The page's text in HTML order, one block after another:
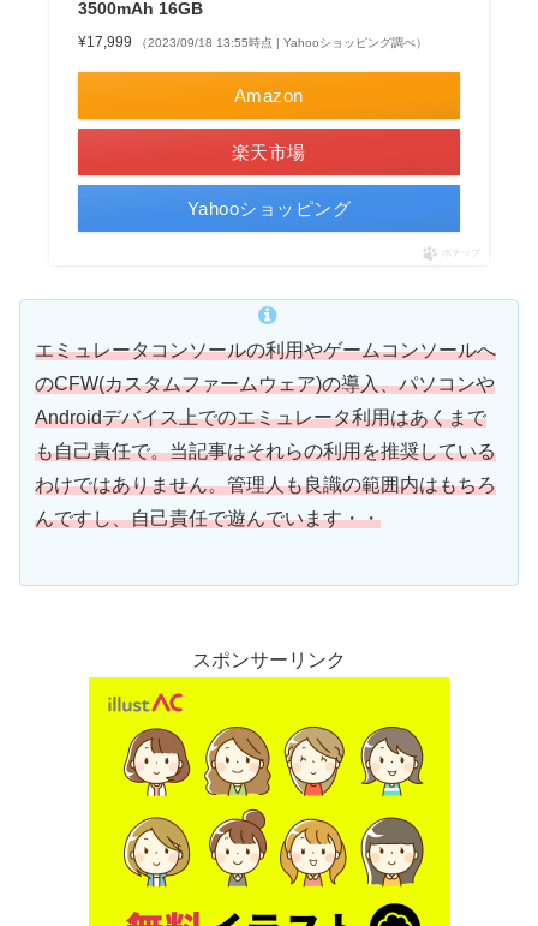
3500mAh 16GB
¥17,999 （2023/09/18 13:55時点 | Yahooショッピング調べ）
Amazon
楽天市場
Yahooショッピング
ポチップ
エミュレータコンソールの利用やゲームコンソールへ
のCFW(カスタムファームウェア)の導入、パソコンや
Androidデバイス上でのエミュレータ利用はあくまで
も自己責任で。当記事はそれらの利用を推奨している
わけではありません。管理人も良識の範囲内はもちろ
んですし、自己責任で遊んでいます・・
スポンサーリンク